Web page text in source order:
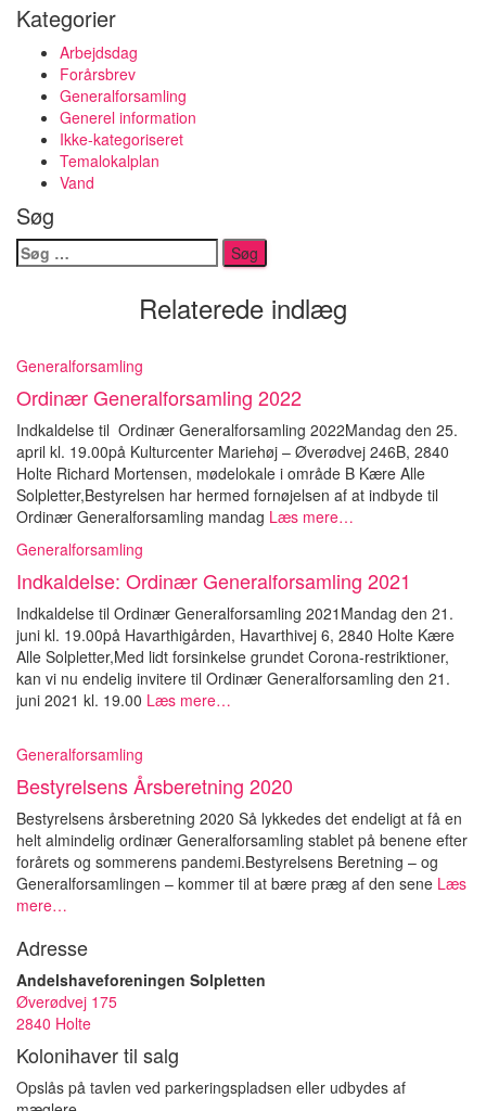
Kategorier
Arbejdsdag
Forårsbrev
Generalforsamling
Generel information
Ikke-kategoriseret
Temalokalplan
Vand
Søg
Søg
efter:
Relaterede indlæg
Generalforsamling
Ordinær Generalforsamling 2022
Indkaldelse til Ordinær Generalforsamling 2022Mandag den 25.
april kl. 19.00på Kulturcenter Mariehøj – Øverødvej 246B, 2840
Holte Richard Mortensen, mødelokale i område B Kære Alle
Solpletter,Bestyrelsen har hermed fornøjelsen af at indbyde til
Ordinær Generalforsamling mandag Læs mere…
Generalforsamling
Indkaldelse: Ordinær Generalforsamling 2021
Indkaldelse til Ordinær Generalforsamling 2021Mandag den 21.
juni kl. 19.00på Havarthigården, Havarthivej 6, 2840 Holte Kære
Alle Solpletter,Med lidt forsinkelse grundet Corona-restriktioner,
kan vi nu endelig invitere til Ordinær Generalforsamling den 21.
juni 2021 kl. 19.00 Læs mere…
Generalforsamling
Bestyrelsens Årsberetning 2020
Bestyrelsens årsberetning 2020 Så lykkedes det endeligt at få en
helt almindelig ordinær Generalforsamling stablet på benene efter
forårets og sommerens pandemi.Bestyrelsens Beretning – og
Generalforsamlingen – kommer til at bære præg af den sene Læs
mere…
Adresse
Andelshaveforeningen Solpletten
Øverødvej 175
2840 Holte
Kolonihaver til salg
Opslås på tavlen ved parkeringspladsen eller udbydes af